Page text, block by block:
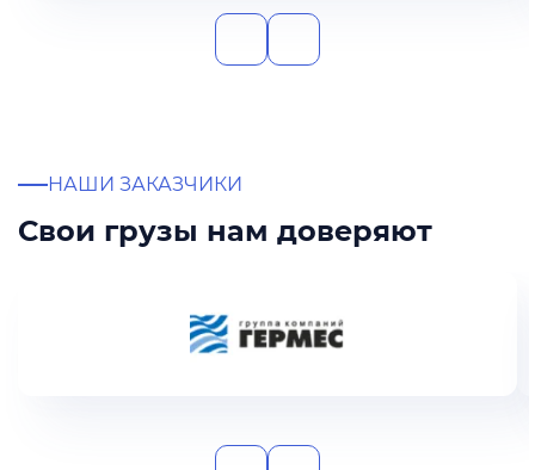
НАШИ ЗАКАЗЧИКИ
Свои грузы нам доверяют